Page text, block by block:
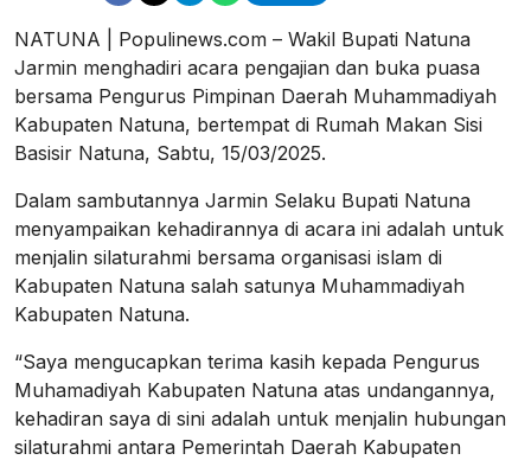
NATUNA | Populinews.com – Wakil Bupati Natuna
Jarmin menghadiri acara pengajian dan buka puasa
bersama Pengurus Pimpinan Daerah Muhammadiyah
Kabupaten Natuna, bertempat di Rumah Makan Sisi
Basisir Natuna, Sabtu, 15/03/2025.
Dalam sambutannya Jarmin Selaku Bupati Natuna
menyampaikan kehadirannya di acara ini adalah untuk
menjalin silaturahmi bersama organisasi islam di
Kabupaten Natuna salah satunya Muhammadiyah
Kabupaten Natuna.
“Saya mengucapkan terima kasih kepada Pengurus
Muhamadiyah Kabupaten Natuna atas undangannya,
kehadiran saya di sini adalah untuk menjalin hubungan
silaturahmi antara Pemerintah Daerah Kabupaten